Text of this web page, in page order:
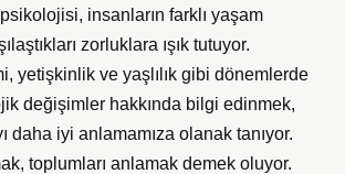
insanların farklı yaşam
zorluklara ışık tutuyor.
yetişkinlik ve yaşlılık gibi dönemlerde
değişimler hakkında bilgi edinmek,
daha iyi anlamamıza olanak tanıyor.
toplumları anlamak demek oluyor.